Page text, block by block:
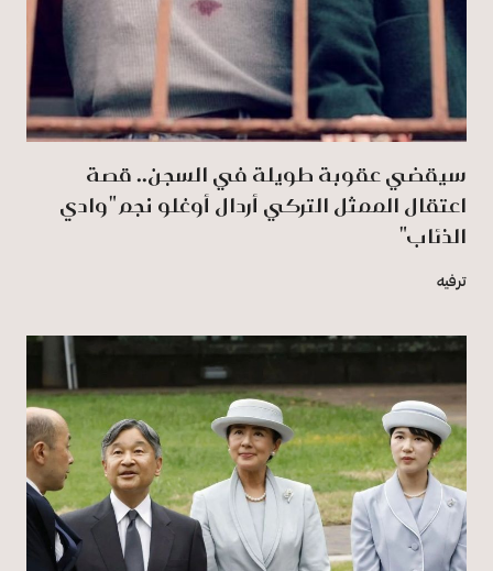
سيقضي عقوبة طويلة في السجن.. قصة
اعتقال الممثل التركي أردال أوغلو نجم "وادي
الذئاب"
ترفيه